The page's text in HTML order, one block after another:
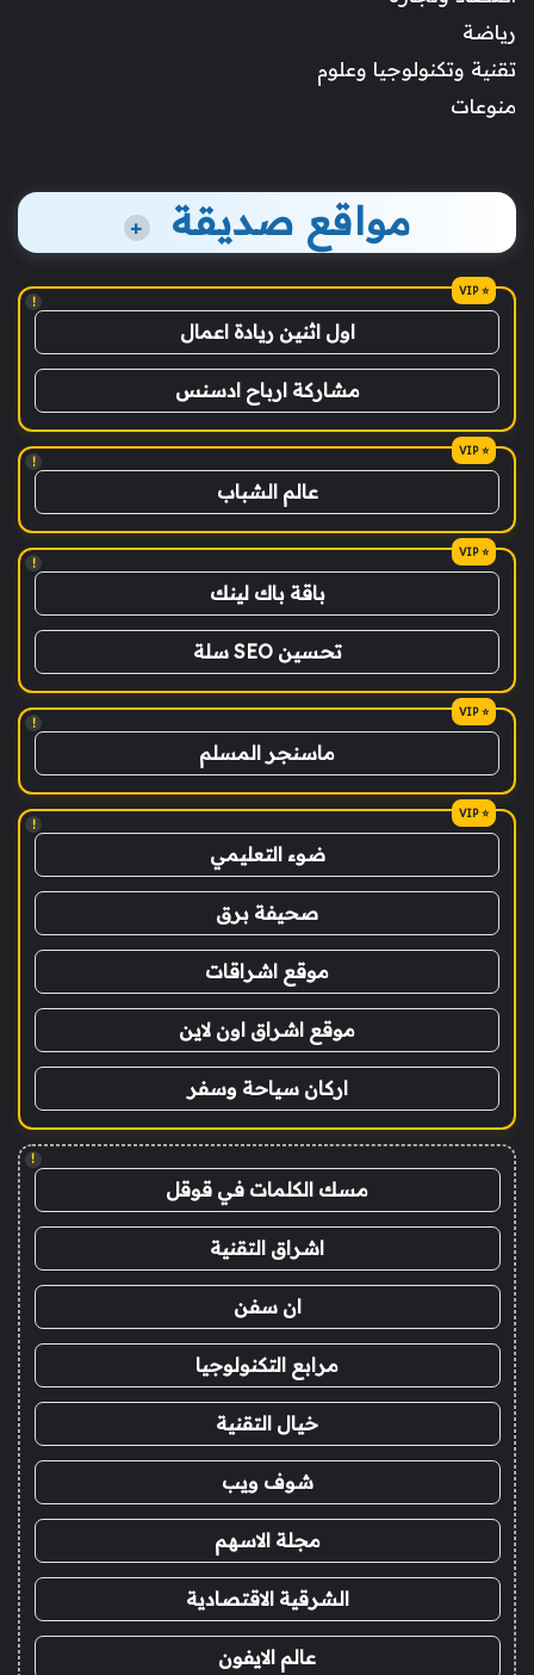
رياضة
تقنية وتكنولوجيا وعلوم
منوعات
مواقع صديقة +
!
اول اثنين ريادة اعمال
مشاركة ارباح ادسنس
!
عالم الشباب
!
باقة باك لينك
تحسين SEO سلة
!
ماسنجر المسلم
!
ضوء التعليمي
صحيفة برق
موقع اشراقات
موقع اشراق اون لاين
اركان سياحة وسفر
!
مسك الكلمات في قوقل
اشراق التقنية
ان سفن
مرابع التكنولوجيا
خيال التقنية
شوف ويب
مجلة الاسهم
الشرقية الاقتصادية
عالم الايفون